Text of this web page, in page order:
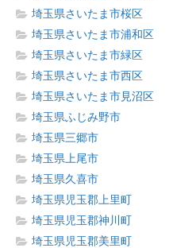
埼玉県さいたま市桜区
埼玉県さいたま市浦和区
埼玉県さいたま市緑区
埼玉県さいたま市西区
埼玉県さいたま市見沼区
埼玉県ふじみ野市
埼玉県三郷市
埼玉県上尾市
埼玉県久喜市
埼玉県児玉郡上里町
埼玉県児玉郡神川町
埼玉県児玉郡美里町